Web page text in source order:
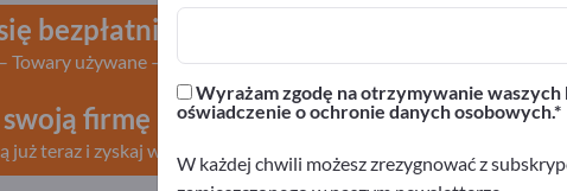
bezpłatnie w serwisie Exportpages!
Towary używane – Kontakty biznesowe >> zacznij tutaj
firmę i produkty na Exportpages.
już teraz i zyskaj widoczność>> opublikuj tutaj
Wyrażam zgodę na otrzymywanie
oświadczenie o ochronie danych osobowych.
W każdej chwili możesz zrezygnować z